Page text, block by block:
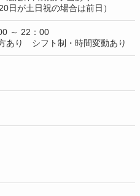
が土日祝の場合は前日）
～ 22：00
あり シフト制・時間変動あり